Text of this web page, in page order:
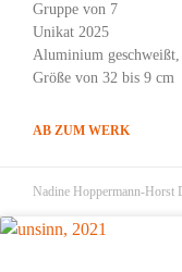
Gruppe von 7
Unikat 2025
Aluminium
Größe von 32 bis 9 cm
AB ZUM WERK
Nadine Hoppermann-Horst